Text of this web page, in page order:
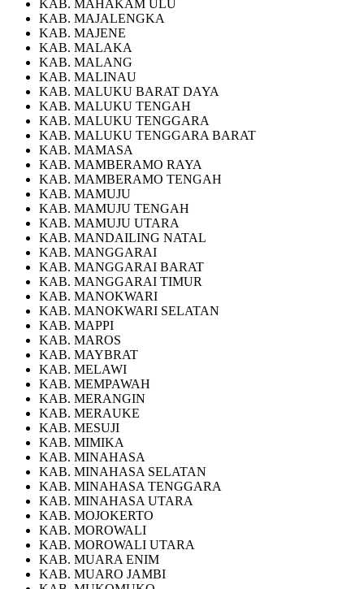
KAB. MAHAKAM ULU
KAB. MAJALENGKA
KAB. MAJENE
KAB. MALAKA
KAB. MALANG
KAB. MALINAU
KAB. MALUKU BARAT DAYA
KAB. MALUKU TENGAH
KAB. MALUKU TENGGARA
KAB. MALUKU TENGGARA BARAT
KAB. MAMASA
KAB. MAMBERAMO RAYA
KAB. MAMBERAMO TENGAH
KAB. MAMUJU
KAB. MAMUJU TENGAH
KAB. MAMUJU UTARA
KAB. MANDAILING NATAL
KAB. MANGGARAI
KAB. MANGGARAI BARAT
KAB. MANGGARAI TIMUR
KAB. MANOKWARI
KAB. MANOKWARI SELATAN
KAB. MAPPI
KAB. MAROS
KAB. MAYBRAT
KAB. MELAWI
KAB. MEMPAWAH
KAB. MERANGIN
KAB. MERAUKE
KAB. MESUJI
KAB. MIMIKA
KAB. MINAHASA
KAB. MINAHASA SELATAN
KAB. MINAHASA TENGGARA
KAB. MINAHASA UTARA
KAB. MOJOKERTO
KAB. MOROWALI
KAB. MOROWALI UTARA
KAB. MUARA ENIM
KAB. MUARO JAMBI